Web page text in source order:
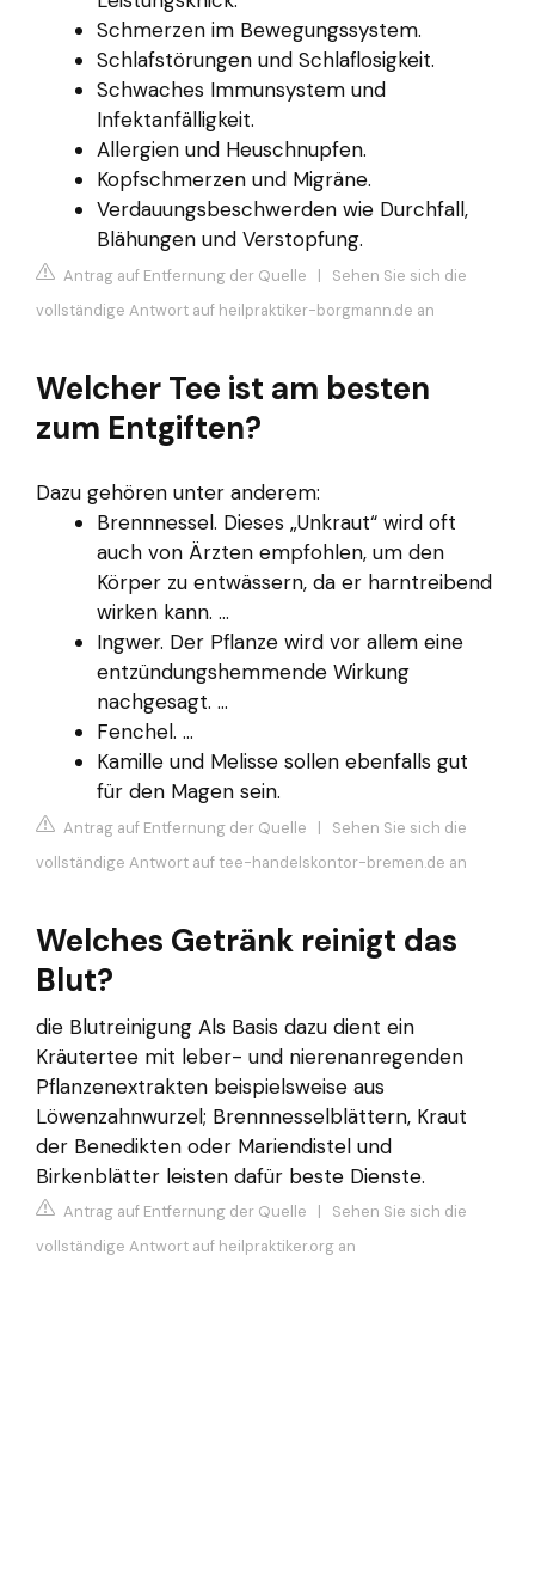
Schmerzen im Bewegungssystem.
Schlafstörungen und Schlaflosigkeit.
Schwaches Immunsystem und
Infektanfälligkeit.
Allergien und Heuschnupfen.
Kopfschmerzen und Migräne.
Verdauungsbeschwerden wie Durchfall,
Blähungen und Verstopfung.
Antrag auf Entfernung der Quelle | Sehen Sie sich die
vollständige Antwort auf heilpraktiker-borgmann.de an
Welcher Tee ist am besten
zum Entgiften?
Dazu gehören unter anderem:
Brennnessel. Dieses „Unkraut“ wird oft
auch von Ärzten empfohlen, um den
Körper zu entwässern, da er harntreibend
wirken kann. ...
Ingwer. Der Pflanze wird vor allem eine
entzündungshemmende Wirkung
nachgesagt. ...
Fenchel. ...
Kamille und Melisse sollen ebenfalls gut
für den Magen sein.
Antrag auf Entfernung der Quelle | Sehen Sie sich die
vollständige Antwort auf tee-handelskontor-bremen.de an
Welches Getränk reinigt das
Blut?
die Blutreinigung Als Basis dazu dient ein
Kräutertee mit leber- und nierenanregenden
Pflanzenextrakten beispielsweise aus
Löwenzahnwurzel; Brennnesselblättern, Kraut
der Benedikten oder Mariendistel und
Birkenblätter leisten dafür beste Dienste.
Antrag auf Entfernung der Quelle | Sehen Sie sich die
vollständige Antwort auf heilpraktiker.org an